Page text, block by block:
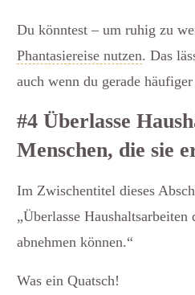
Du könntest – um ruhig zu
Phantasiereise nutzen. Das
auch wenn du gerade
#4 Überlasse
Menschen, die sie
Im Zwischentitel dieses
„Überlasse
abnehmen können.“
Was ein Quatsch!